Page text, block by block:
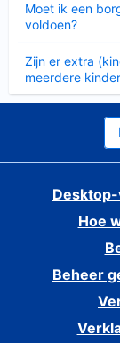
Moet ik een
voldoen?
Zijn er extra
meerdere
Hoe
Beheer